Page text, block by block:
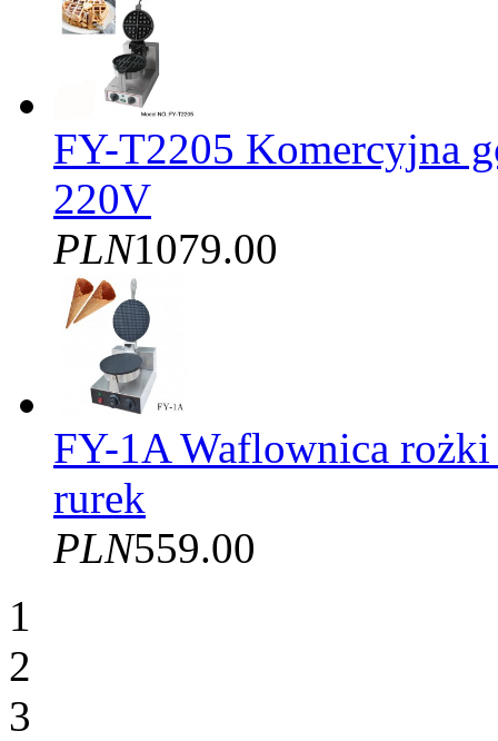
FY-T2205 Komercyjna
220V
PLN1079.00
FY-1A Waflownica
rurek
PLN559.00
1
2
3